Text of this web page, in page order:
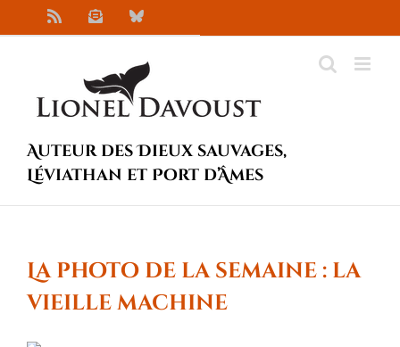
au
NewsletterBluesky
Auteur des Dieux sauvages,
Léviathan et Port d’Âmes
La photo de la semaine : la
vieille machine